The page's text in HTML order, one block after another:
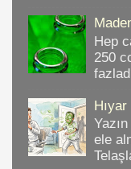
Hep
250
ele